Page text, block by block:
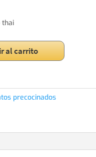
thai
al carrito
precocinados